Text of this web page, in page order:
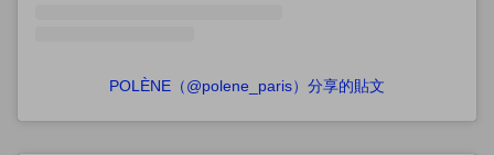
POLÈNE（@polene_paris）分享的貼文